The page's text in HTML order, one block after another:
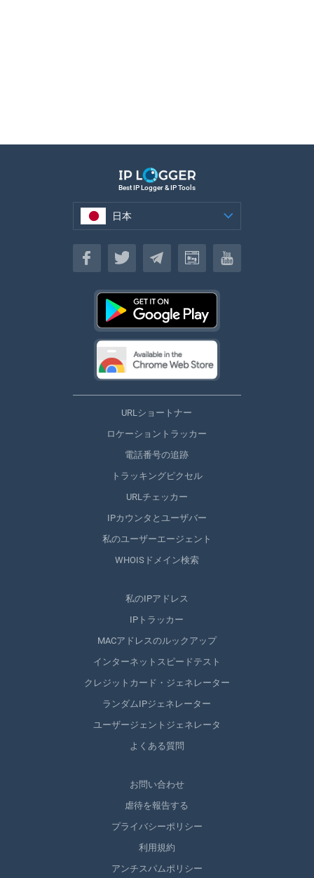
Best IP Logger & IP Tools
日本
日本
URLショートナー
ロケーショントラッカー
電話番号の追跡
トラッキングピクセル
URLチェッカー
IPカウンタとユーザバー
私のユーザーエージェント
WHOISドメイン検索
私のIPアドレス
IPトラッカー
MACアドレスのルックアップ
インターネットスピードテスト
クレジットカード・ジェネレーター
ランダムIPジェネレーター
ユーザージェントジェネレータ
よくある質問
お問い合わせ
虐待を報告する
プライバシーポリシー
利用規約
アンチスパムポリシー